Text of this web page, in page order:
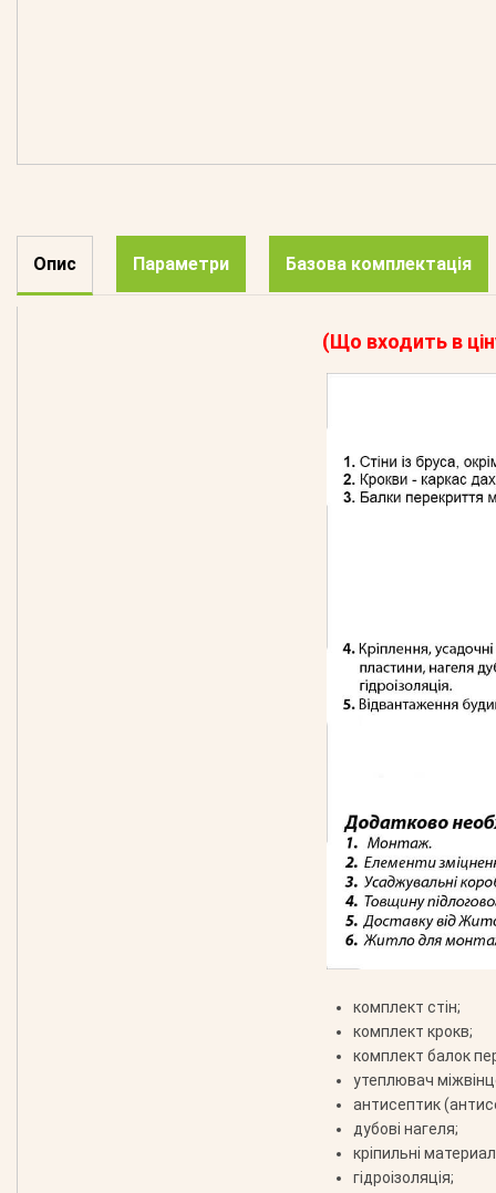
Опис Параметри Базова комплектація
(Що входить в
комплект стін;
комплект крокв;
комплект балок
утеплювач
антисептик
дубові нагеля;
кріпильні
гідроізоляція;